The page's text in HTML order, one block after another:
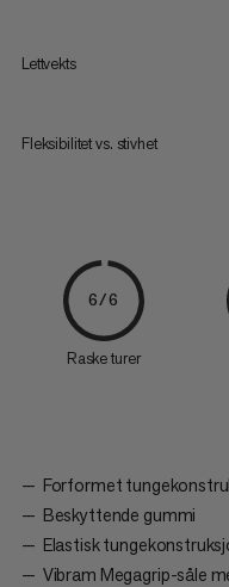
Lettvekts
Fleksibilitet vs. stivhet
6/6
Raske turer
Forformet
Beskyttende gummi
Elastisk
Vibram Megagrip-såle